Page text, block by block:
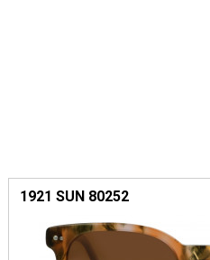
1921 SUN 80252